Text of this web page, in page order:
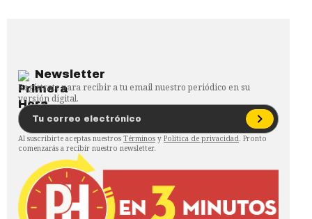
Newsletter
Regístrate para recibir a tu email nuestro periódico en su
versión digital.
Al suscribirte aceptas nuestros Términos y Política de privacidad. Pronto
comenzarás a recibir nuestro newsletter.